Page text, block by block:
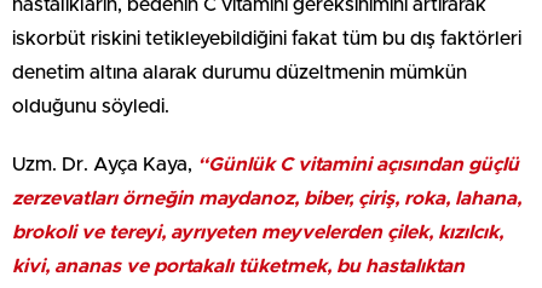
hastalıkların, bedenin C vitamini gereksinimini artırarak
iskorbüt riskini tetikleyebildiğini fakat tüm bu dış faktörleri
denetim altına alarak durumu düzeltmenin mümkün
olduğunu söyledi.
Uzm. Dr. Ayça Kaya, “Günlük C vitamini açısından güçlü
zerzevatları örneğin maydanoz, biber, çiriş, roka, lahana,
brokoli ve tereyi, ayrıyeten meyvelerden çilek, kızılcık,
kivi, ananas ve portakalı tüketmek, bu hastalıktan